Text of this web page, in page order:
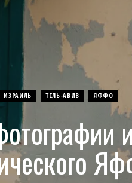
ИЗРАИЛЬ ТЕЛЬ-АВИВ ЯФФО